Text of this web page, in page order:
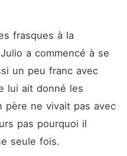
frasques à la
a commencé à se
un peu franc avec
lui ait donné les
père ne vivait pas avec
pas pourquoi il
seule fois.